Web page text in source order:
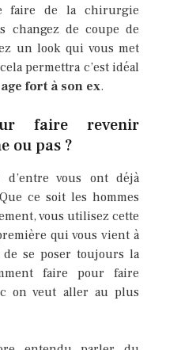
faire de la chirurgie
changez de coupe de
un look qui vous met
permettra c’est idéal
fort à son ex.
faire revenir
ou pas ?
d’entre vous ont déjà
ce soit les hommes
vous utilisez cette
qui vous vient à
de se poser toujours la
faire pour faire
on veut aller au plus